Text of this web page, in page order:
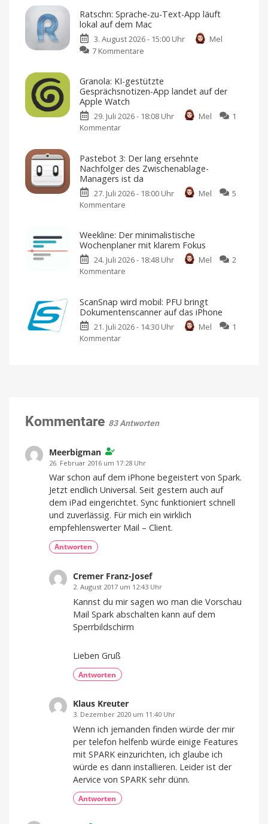
Ratschn: Sprache-zu-Text-App läuft
lokal auf dem Mac
3. August 2026 - 15:00 Uhr
Mel
7 Kommentare
zu-
Text-
läuft
dem
Mac
Mit
Abo
und
Granola: KI-gestützte
Gesprächsnotizen-App landet auf der
Apple Watch
29. Juli 2026 - 18:08 Uhr Mel
1
Kommentar
gestützte
Gesprächsnotizen-
App
landet
auf
Apple
Watch
Version
steht
App
Pastebot 3: Der lang ersehnte
Nachfolger des Zwischenablage-
Managers ist da
27. Juli 2026 - 18:00 Uhr Mel
5
Kommentare
Der
lang
ersehnte
Managers
ist
da
Weekline: Der minimalistische
Wochenplaner mit klarem Fokus
24. Juli 2026 - 18:48 Uhr Mel
2
Kommentare
minimalistische
Wochenplaner
mit
ScanSnap wird mobil: PFU bringt
Dokumentenscanner auf das iPhone
21. Juli 2026 - 14:30 Uhr Mel
1
Kommentar
auf
das
für
unterwegs
Kommentare 83 Antworten
Meerbigman
26. Februar 2016 um 17:28 Uhr
War schon auf dem iPhone begeistert von Spark.
Jetzt endlich Universal. Seit gestern auch auf
dem iPad eingerichtet. Sync funktioniert schnell
und zuverlässig. Für mich ein wirklich
empfehlenswerter Mail – Client.
Antworten
Cremer Franz-Josef
2. August 2017 um 12:43 Uhr
Kannst du mir sagen wo man die Vorschau
Mail Spark abschalten kann auf dem
Sperrbildschirm
Lieben Gruß
Antworten
Klaus Kreuter
3. Dezember 2020 um 11:40 Uhr
Wenn ich jemanden finden würde der mir
per telefon helfenb würde einige Features
mit SPARK einzurichten, ich glaube ich
würde es dann installieren. Leider ist der
Aervice von SPARK sehr dünn.
Antworten